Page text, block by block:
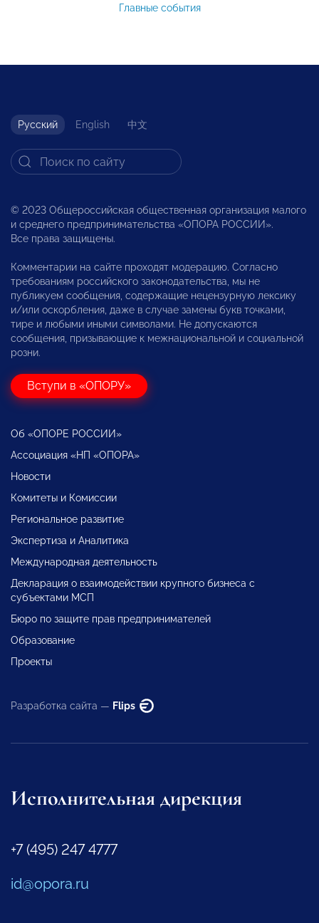
Главные события
Русский English 中文
© 2023 Общероссийская общественная организация малого
и среднего предпринимательства «ОПОРА РОССИИ».
Все права защищены.
Комментарии на сайте проходят модерацию. Согласно
требованиям российского законодательства, мы не
публикуем сообщения, содержащие нецензурную лексику
и/или оскорбления, даже в случае замены букв точками,
тире и любыми иными символами. Не допускаются
сообщения, призывающие к межнациональной и социальной
розни.
Вступи в «ОПОРУ»
Об «ОПОРЕ РОССИИ»
Ассоциация «НП «ОПОРА»
Новости
Комитеты и Комиссии
Региональное развитие
Экспертиза и Аналитика
Международная деятельность
Декларация о взаимодействии крупного бизнеса с
субъектами МСП
Бюро по защите прав предпринимателей
Образование
Проекты
Разработка сайта — Flips
Исполнительная дирекция
+7 (495) 247 4777
id@opora.ru